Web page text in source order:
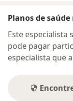
Planos de
Este especialista
pode pagar
especialista que